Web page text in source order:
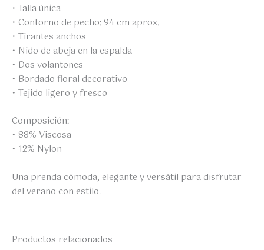
• Talla única
• Contorno de pecho: 94 cm aprox.
• Tirantes anchos
• Nido de abeja en la espalda
• Dos volantones
• Bordado floral decorativo
• Tejido ligero y fresco
Composición:
• 88% Viscosa
• 12% Nylon
Una prenda cómoda, elegante y versátil para disfrutar
del verano con estilo.
Productos relacionados